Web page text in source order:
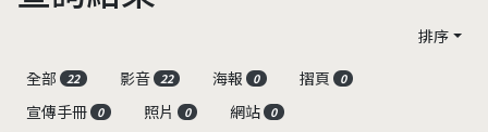
排序
全部
22 影音 22 海報 0 摺頁 0
宣傳手冊 0 照片 0 網站 0